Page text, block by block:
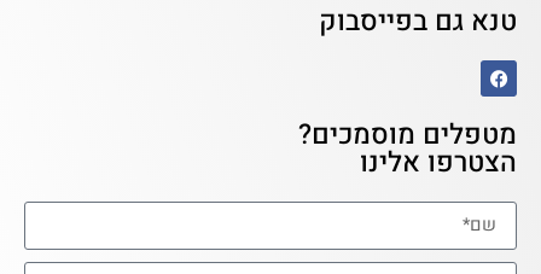
טנא גם בפייסבוק
מטפלים מוסמכים?
הצטרפו אלינו